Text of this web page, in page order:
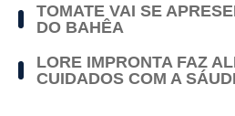
TOMATE VAI SE
DO BAHÊA
LORE IMPRONTA FAZ
CUIDADOS COM A